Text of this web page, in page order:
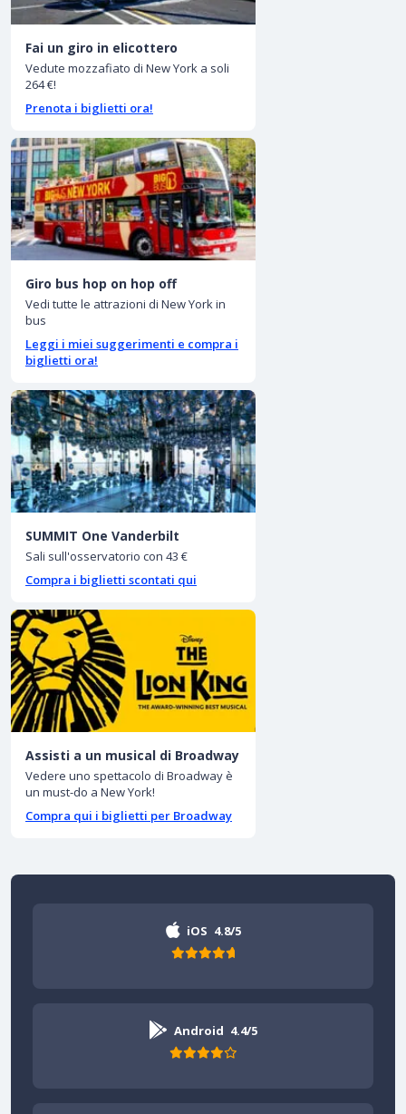
Fai un giro in elicottero
Vedute mozzafiato di New York a soli
264 €!
Prenota i biglietti ora!
Giro bus hop on hop off
Vedi tutte le attrazioni di New York in
bus
Leggi i miei suggerimenti e compra i
biglietti ora!
SUMMIT One Vanderbilt
Sali sull'osservatorio con 43 €
Compra i biglietti scontati qui
Assisti a un musical di Broadway
Vedere uno spettacolo di Broadway è
un must-do a New York!
Compra qui i biglietti per Broadway
iOS 4.8/5
Android 4.4/5